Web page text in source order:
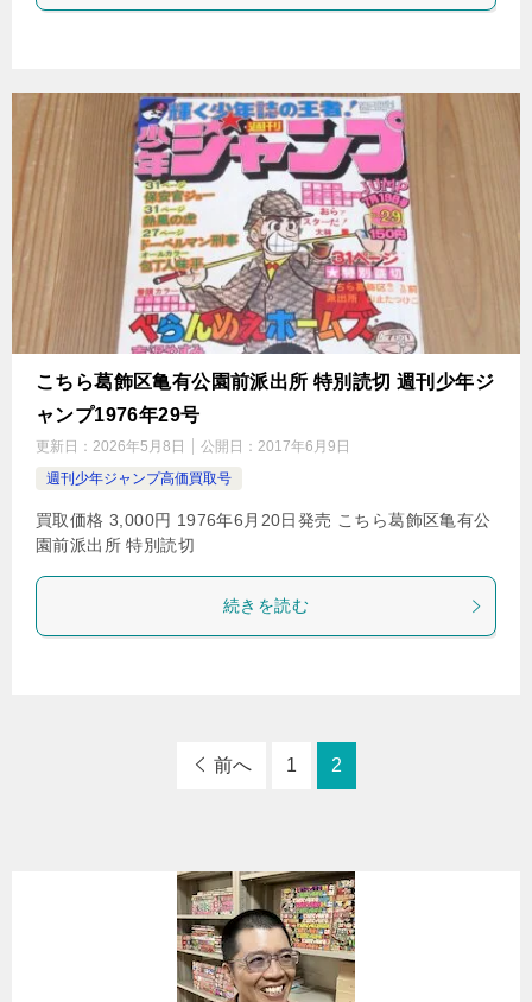
こちら葛飾区亀有公園前派出所 特別読切 週刊少年ジ
ャンプ1976年29号
更新日： 2026年5月8日 公開日： 2017年6月9日
週刊少年ジャンプ高価買取号
買取価格 3,000円 1976年6月20日発売 こちら葛飾区亀有公
園前派出所 特別読切
続きを読む
前へ 1 2